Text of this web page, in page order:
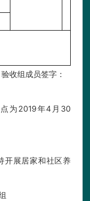
组成员签字：
为2019年4月30
开展居家和社区养